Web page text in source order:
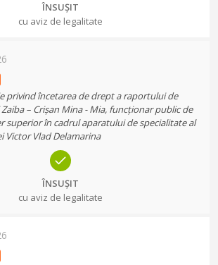
ÎNSUȘIT
cu aviz de legalitate
privind încetarea de drept a raportului de
– Crișan Mina - Mia, funcționar public de
superior în cadrul aparatului de specialitate al
Victor Vlad Delamarina
ÎNSUȘIT
cu aviz de legalitate